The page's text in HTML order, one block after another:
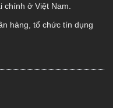
ở Việt Nam.
hàng, tổ chức tín dụng